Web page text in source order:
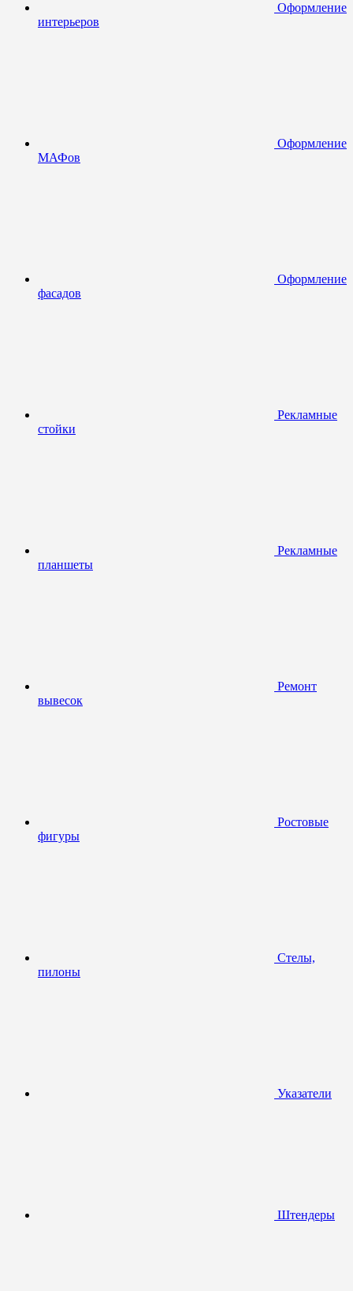
Оформление
интерьеров
Оформление
МАФов
Оформление
фасадов
Рекламные
стойки
Рекламные
планшеты
Ремонт
вывесок
Ростовые
фигуры
Стелы,
пилоны
Указатели
Штендеры